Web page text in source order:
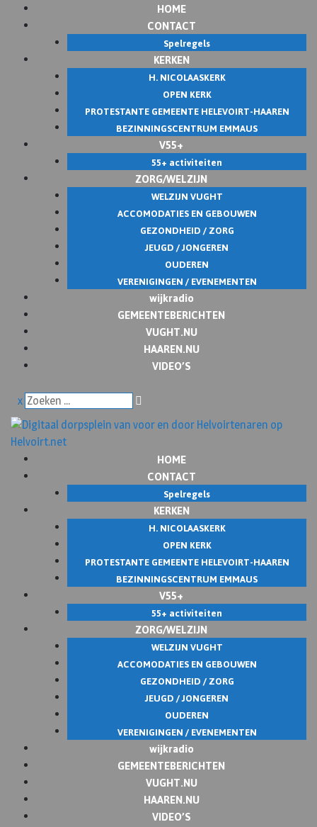
HOME
CONTACT
Spelregels
KERKEN
H. NICOLAASKERK
OPEN KERK
PROTESTANTE GEMEENTE HELEVOIRT-HAAREN
BEZINNINGSCENTRUM EMMAUS
V55+
55+ activiteiten
ZORG/WELZIJN
WELZIJN VUGHT
ACCOMODATIES EN GEBOUWEN
GEZONDHEID / ZORG
JEUGD / JONGEREN
OUDEREN
VERENIGINGEN / EVENEMENTEN
wijkradio
GEMEENTEBERICHTEN
VUGHT.NU
HAAREN.NU
VIDEO’S
x
HOME
CONTACT
Spelregels
KERKEN
H. NICOLAASKERK
OPEN KERK
PROTESTANTE GEMEENTE HELEVOIRT-HAAREN
BEZINNINGSCENTRUM EMMAUS
V55+
55+ activiteiten
ZORG/WELZIJN
WELZIJN VUGHT
ACCOMODATIES EN GEBOUWEN
GEZONDHEID / ZORG
JEUGD / JONGEREN
OUDEREN
VERENIGINGEN / EVENEMENTEN
wijkradio
GEMEENTEBERICHTEN
VUGHT.NU
HAAREN.NU
VIDEO’S